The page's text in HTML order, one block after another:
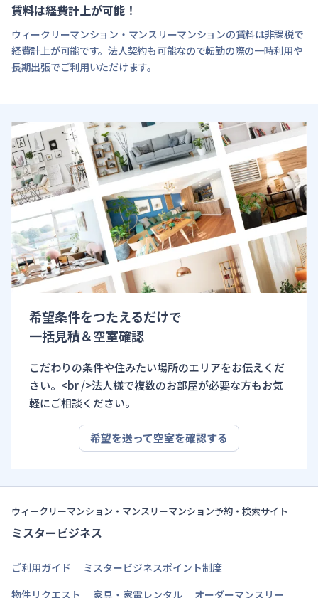
賃料は経費計上が可能！
ウィークリーマンション・マンスリーマンションの賃料は非課税で
経費計上が可能です。法人契約も可能なので転勤の際の一時利用や
長期出張でご利用いただけます。
希望条件をつたえるだけで
一括見積＆空室確認
こだわりの条件や住みたい場所のエリアをお伝えくだ
さい。<br />法人様で複数のお部屋が必要な方もお気
軽にご相談ください。
希望を送って空室を確認する
ウィークリーマンション・マンスリーマンション予約・検索サイト
ミスタービジネス
ご利用ガイド
ミスタービジネスポイント制度
物件リクエスト
家具・家電レンタル オーダーマンスリー